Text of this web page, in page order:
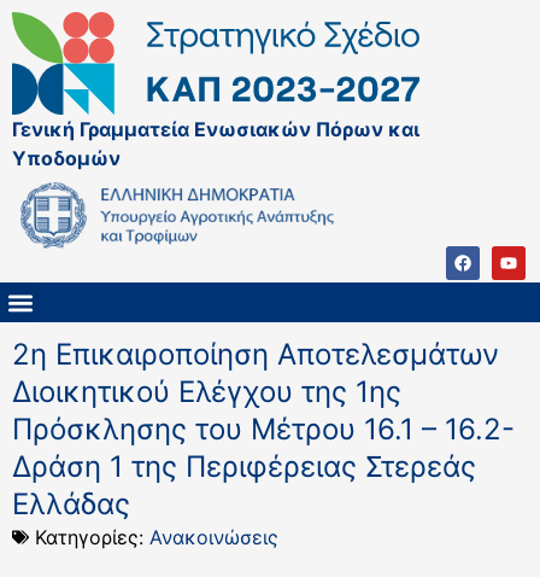
Γενική Γραμματεία Ενωσιακών Πόρων και
Υποδομών
2η Επικαιροποίηση Αποτελεσμάτων
Διοικητικού Ελέγχου της 1ης
Πρόσκλησης του Μέτρου 16.1 – 16.2-
Δράση 1 της Περιφέρειας Στερεάς
Ελλάδας
Κατηγορίες: Ανακοινώσεις